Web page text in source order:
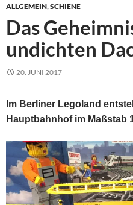
ALLGEMEIN,SCHIENE
Das
undichten
20. JUNI 2017
Im Berliner Legoland
Hauptbahnhof im Maßstab